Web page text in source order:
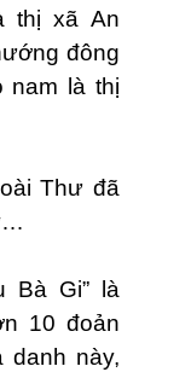
thị xã An
đông
nam là thị
Thư đã
Bà Gi” là
10 đoản
danh này,